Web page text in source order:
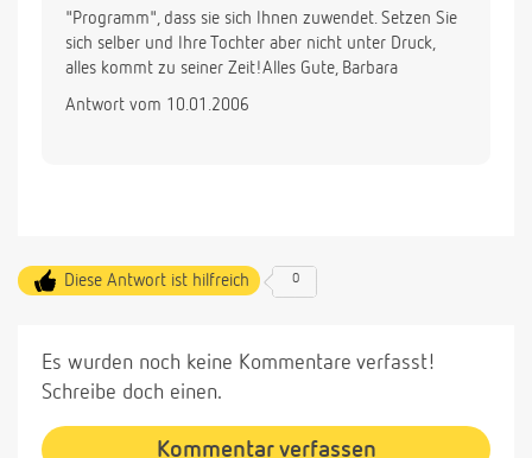
"Programm", dass sie sich Ihnen zuwendet. Setzen Sie
sich selber und Ihre Tochter aber nicht unter Druck,
alles kommt zu seiner Zeit!Alles Gute, Barbara
Antwort vom 10.01.2006
Diese Antwort ist hilfreich 0
Es wurden noch keine Kommentare verfasst!
Schreibe doch einen.
Kommentar verfassen